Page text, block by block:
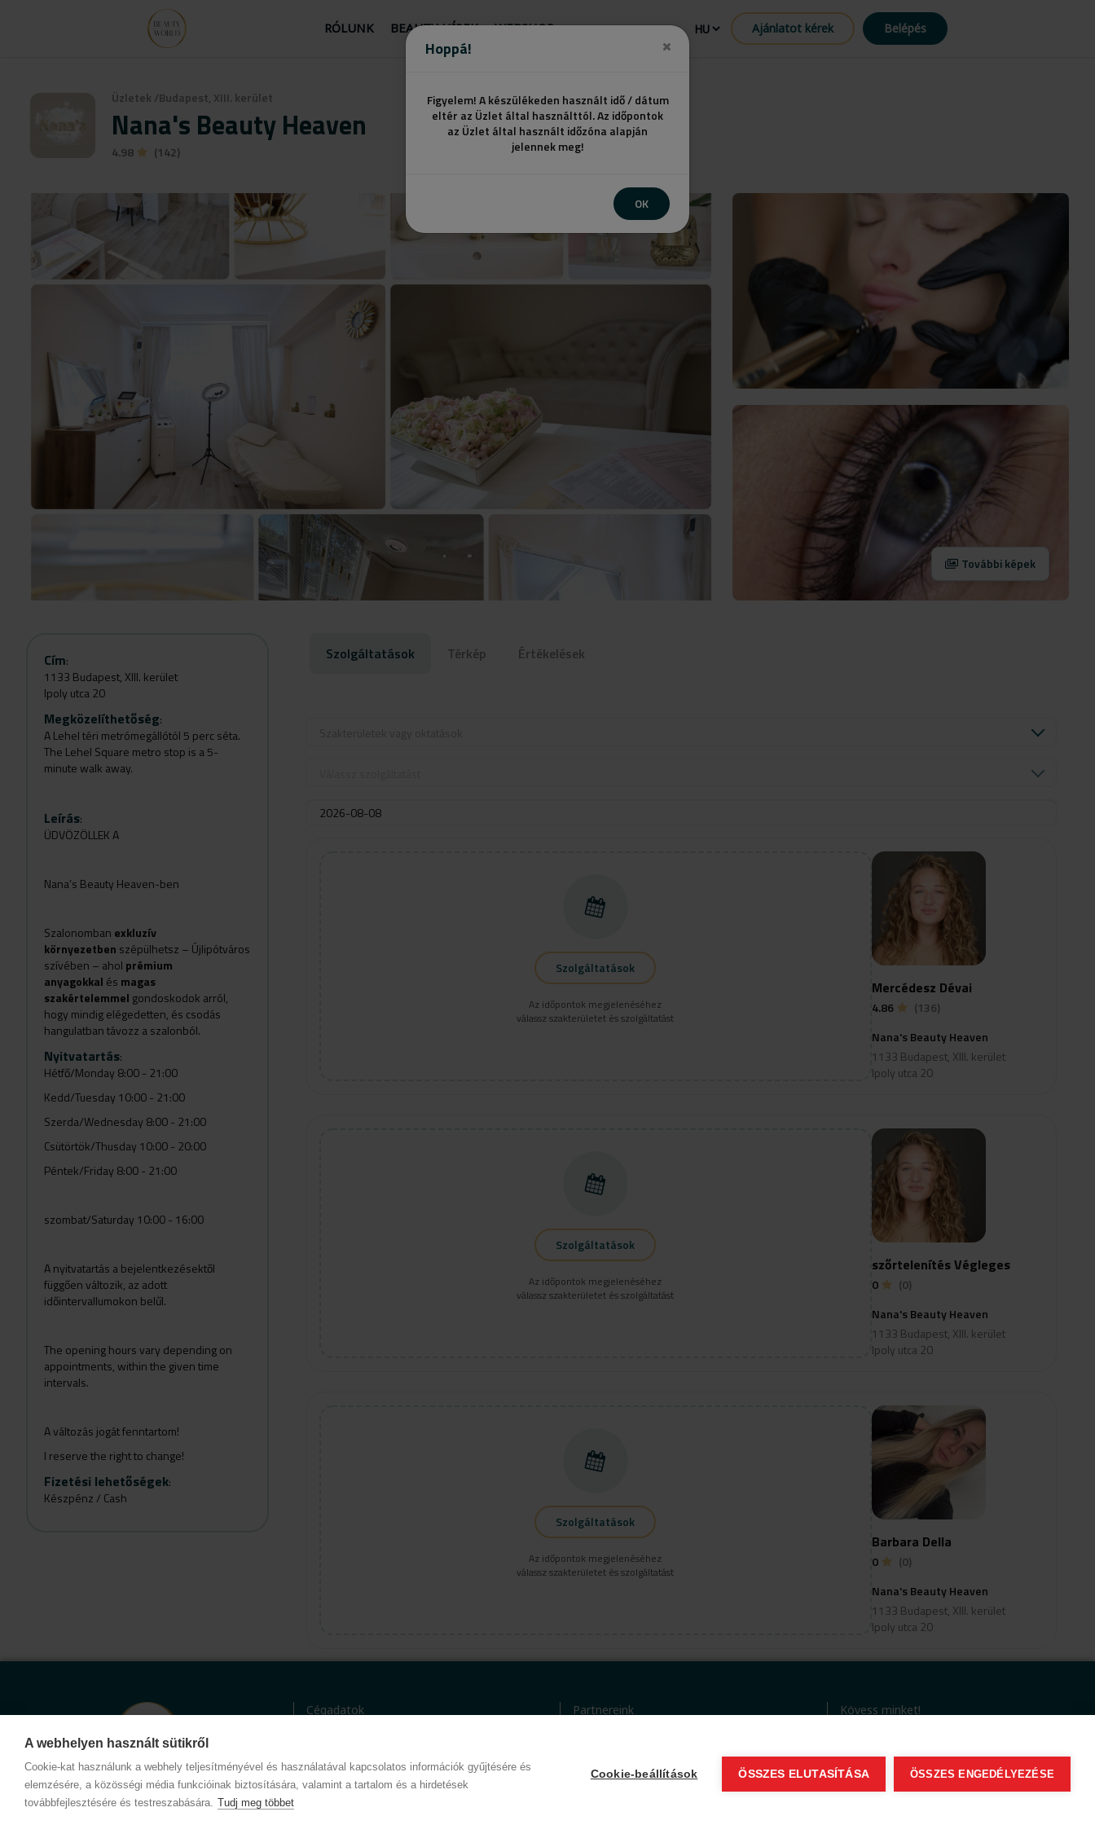
Hoppá!
Figyelem! A készülékeden használt idő / dátum
eltér az Üzlet által használttól. Az időpontok
az Üzlet által használt időzóna alapján
jelennek meg!
OK
A webhelyen használt sütikről
Cookie-kat használunk a webhely teljesítményével és használatával kapcsolatos információk gyűjtésére és
elemzésére, a közösségi média funkcióinak biztosítására, valamint a tartalom és a hirdetések
továbbfejlesztésére és testreszabására. Tudj meg többet
Cookie-beállítások ÖSSZES ELUTASÍTÁSA ÖSSZES ENGEDÉLYEZÉSE
RÓLUNK BEAUTY HÍREK WEBSHOP Ajánlatot kérek Belépés
Üzletek /Budapest, XIII. kerület
Nana's Beauty Heaven
4.98 (142)
További képek
Cím:
1133 Budapest, XIII. kerület
Ipoly utca 20
Megközelíthetőség:
A Lehel téri metrómegállótól 5 perc séta.
The Lehel Square metro stop is a 5-
minute walk away.
Leírás:
ÜDVÖZÖLLEK A
Nana’s Beauty Heaven-ben
Szalonomban exkluzív
környezetben szépülhetsz – Újlipótváros
szívében – ahol prémium
anyagokkal és magas
szakértelemmel gondoskodok arról,
hogy mindig elégedetten, és csodás
hangulatban távozz a szalonból.
Nyitvatartás:
Hétfő/Monday 8:00 - 21:00
Kedd/Tuesday 10:00 - 21:00
Szerda/Wednesday 8:00 - 21:00
Csütörtök/Thusday 10:00 - 20:00
Péntek/Friday 8:00 - 21:00
szombat/Saturday 10:00 - 16:00
A nyitvatartás a bejelentkezésektől
függően változik, az adott
időintervallumokon belűl.
The opening hours vary depending on
appointments, within the given time
intervals.
A változás jogát fenntartom!
I reserve the right to change!
Fizetési lehetőségek:
Készpénz / Cash
Szolgáltatások Térkép Értékelések
Szolgáltatások
Az időpontok megjelenéséhez
válassz szakterületet és szolgáltatást
Mercédesz Dévai
4.86
(136)
Nana's Beauty Heaven
1133 Budapest, XIII. kerület
Ipoly utca 20
Szolgáltatások
Az időpontok megjelenéséhez
válassz szakterületet és szolgáltatást
szőrtelenítés Végleges
0
(0)
Nana's Beauty Heaven
1133 Budapest, XIII. kerület
Ipoly utca 20
Szolgáltatások
Az időpontok megjelenéséhez
válassz szakterületet és szolgáltatást
Barbara Della
0
(0)
Nana's Beauty Heaven
1133 Budapest, XIII. kerület
Ipoly utca 20
Cégadatok
Kapcsolat
Partnereink
Kövess minket!
© 2012 Beauty World Net Kft. Minden jog fenntartva.